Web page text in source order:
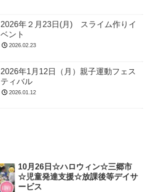
2026年２月23日(月) スライム作りイ
ベント
2026.02.23
2026年1月12日（月）親子運動フェス
ティバル
2026.01.12
10月26日☆ハロウィン☆三郷市
☆児童発達支援☆放課後等デイサ
ービス